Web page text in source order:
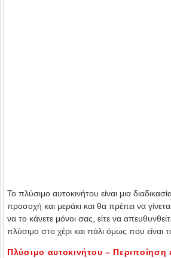
Το πλύσιμο αυτοκινήτου είναι μια
προσοχή και μεράκι και θα πρέπει να
να το κάνετε μόνοι σας, είτε να
πλύσιμο στο χέρι και πάλι όμως που είναι
Πλύσιμο αυτοκινήτου – Περιποίηση